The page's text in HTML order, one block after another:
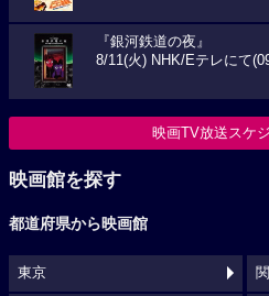
『銀河鉄道の夜』
8/11(火) NHK/Eテレにて
映画TV放送スケ
映画館を探す
都道府県から映画館
東京